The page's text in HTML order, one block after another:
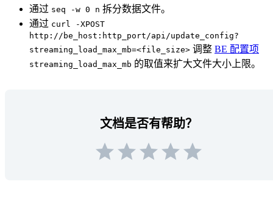
通过 seq -w 0 n 拆分数据文件。
通过 curl -XPOST
http://be_host:http_port/api/update_config?
streaming_load_max_mb=<file_size> 调整 BE 配置项
streaming_load_max_mb 的取值来扩大文件大小上限。
文档是否有帮助？